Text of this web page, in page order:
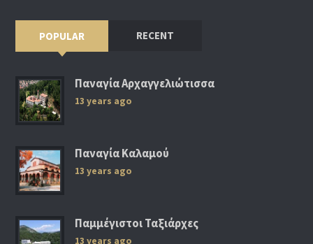
POPULAR RECENT
Παναγία Αρχαγγελιώτισσα
13 years ago
Παναγία Καλαμού
13 years ago
Παμμέγιστοι Ταξιάρχες
13 years ago